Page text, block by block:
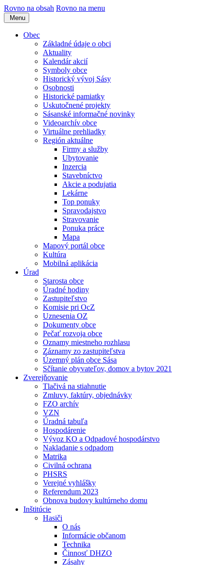
Rovno na obsah Rovno na menu
Menu
Obec
Základné údaje o obci
Aktuality
Kalendár akcií
Symboly obce
Historický vývoj Sásy
Osobnosti
Historické pamiatky
Uskutočnené projekty
Sásanské informačné novinky
Videoarchív obce
Virtuálne prehliadky
Región aktuálne
Firmy a služby
Ubytovanie
Inzercia
Stavebníctvo
Akcie a podujatia
Lekárne
Top ponuky
Spravodajstvo
Stravovanie
Ponuka práce
Mapa
Mapový portál obce
Kultúra
Mobilná aplikácia
Úrad
Starosta obce
Úradné hodiny
Zastupiteľstvo
Komisie pri OcZ
Uznesenia OZ
Dokumenty obce
Pečať rozvoja obce
Oznamy miestneho rozhlasu
Záznamy zo zastupiteľstva
Územný plán obce Sása
Sčítanie obyvateľov, domov a bytov 2021
Zverejňovanie
Tlačivá na stiahnutie
Zmluvy, faktúry, objednávky
FZO archív
VZN
Úradná tabuľa
Hospodárenie
Vývoz KO a Odpadové hospodárstvo
Nakladanie s odpadom
Matrika
Civilná ochrana
PHSRS
Verejné vyhlášky
Referendum 2023
Obnova budovy kultúrneho domu
Inštitúcie
Hasiči
O nás
Informácie občanom
Technika
Činnosť DHZO
Zásahy